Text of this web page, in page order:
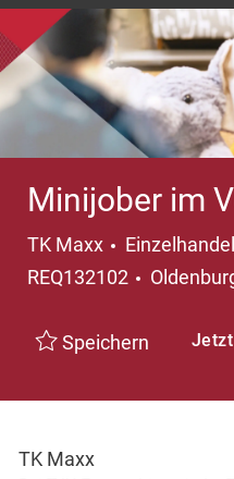
Minijober im
TK Maxx Kategorie
REQ132102
Ort
Speichern
TK Maxx